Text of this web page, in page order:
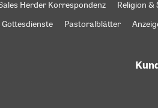
Herder Korrespondenz Religion
Pastoralblätter